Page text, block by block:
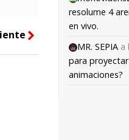
right
resolume 4
en vivo.
MR. SEPIA a
para
animaciones?